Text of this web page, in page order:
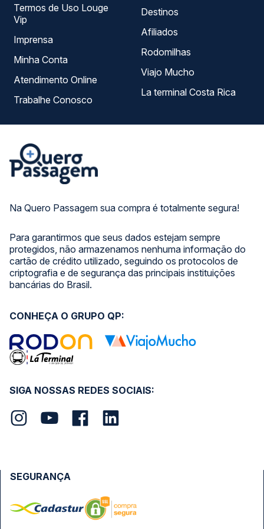
Na Quero Passagem sua compra é totalmente segura!
Para garantirmos que seus dados estejam sempre
protegidos, não armazenamos nenhuma informação do
cartão de crédito utilizado, seguindo os protocolos de
criptografia e de segurança das principais instituições
bancárias do Brasil.
Termos de Uso Louge
Vip
Imprensa
Minha Conta
Atendimento Online
Trabalhe Conosco
Destinos
Afiliados
Rodomilhas
Viajo Mucho
La terminal Costa Rica
SIGA NOSSAS REDES SOCIAIS:
CONHEÇA O GRUPO QP:
SEGURANÇA